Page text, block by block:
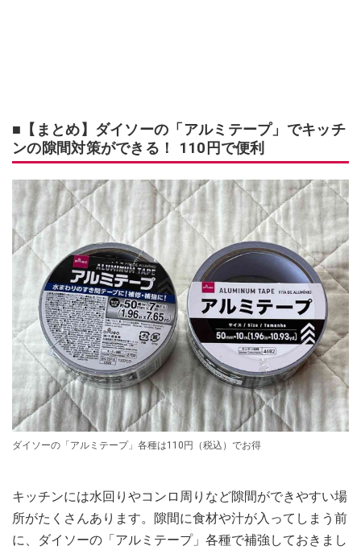
■【まとめ】ダイソーの「アルミテープ」でキッチ
ンの隙間対策ができる！ 110円で便利
ダイソーの「アルミテープ」各種は110円（税込）でお得
キッチンには水回りやコンロ周りなど隙間ができやすい場
所がたくさんあります。隙間に食材や汁が入ってしまう前
に、ダイソーの「アルミテープ」各種で補強しておきまし